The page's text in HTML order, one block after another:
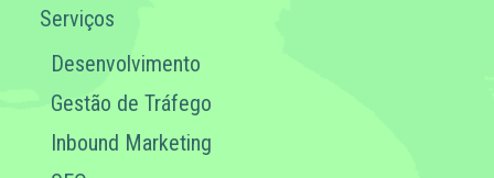
Serviços
Desenvolvimento
Gestão de Tráfego
Inbound Marketing